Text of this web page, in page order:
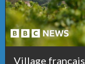
Village